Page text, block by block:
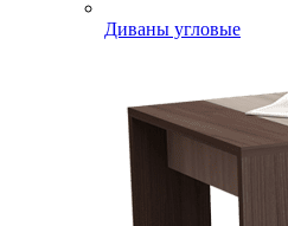
Диваны угловые